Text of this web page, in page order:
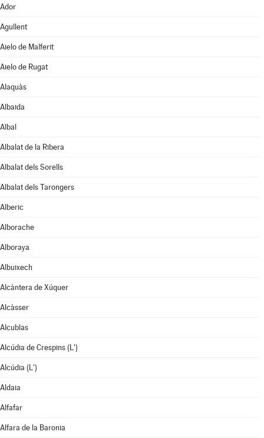
Ador
Agullent
Aielo de Malferit
Aielo de Rugat
Alaquàs
Albaida
Albal
Albalat de la Ribera
Albalat dels Sorells
Albalat dels Tarongers
Alberic
Alborache
Alboraya
Albuixech
Alcàntera de Xúquer
Alcàsser
Alcublas
Alcúdia de Crespins (L')
Alcúdia (L')
Aldaia
Alfafar
Alfara de la Baronia